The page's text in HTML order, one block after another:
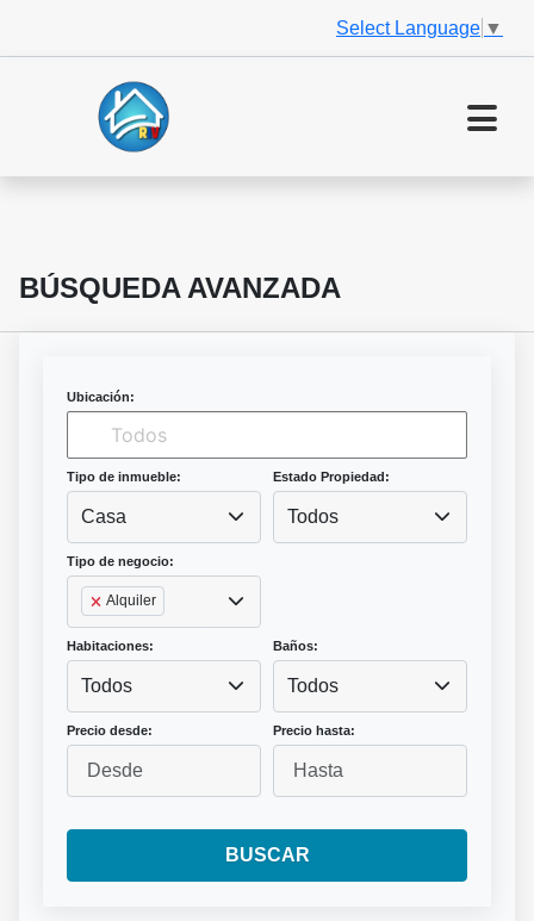
Select Language ▼
BÚSQUEDA AVANZADA
Ubicación:
Tipo de inmueble:
Casa
Estado Propiedad:
Todos
Tipo de negocio:
Alquiler
Habitaciones:
Todos
Baños:
Todos
Precio desde: Precio hasta:
BUSCAR